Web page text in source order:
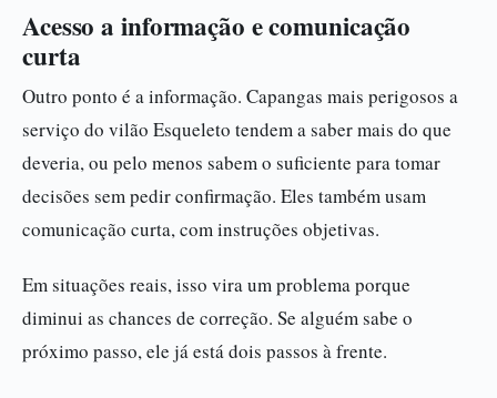
Acesso a informação e comunicação
curta
Outro ponto é a informação. Capangas mais perigosos a
serviço do vilão Esqueleto tendem a saber mais do que
deveria, ou pelo menos sabem o suficiente para tomar
decisões sem pedir confirmação. Eles também usam
comunicação curta, com instruções objetivas.
Em situações reais, isso vira um problema porque
diminui as chances de correção. Se alguém sabe o
próximo passo, ele já está dois passos à frente.